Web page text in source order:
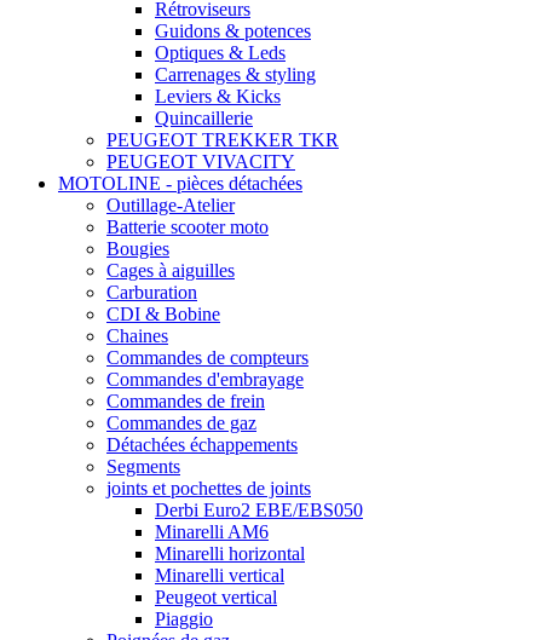
Rétroviseurs
Guidons & potences
Optiques & Leds
Carrenages & styling
Leviers & Kicks
Quincaillerie
PEUGEOT TREKKER TKR
PEUGEOT VIVACITY
MOTOLINE - pièces détachées
Outillage-Atelier
Batterie scooter moto
Bougies
Cages à aiguilles
Carburation
CDI & Bobine
Chaines
Commandes de compteurs
Commandes d'embrayage
Commandes de frein
Commandes de gaz
Détachées échappements
Segments
joints et pochettes de joints
Derbi Euro2 EBE/EBS050
Minarelli AM6
Minarelli horizontal
Minarelli vertical
Peugeot vertical
Piaggio